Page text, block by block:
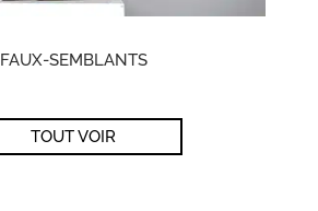
FAUX-SEMBLANTS
TOUT VOIR